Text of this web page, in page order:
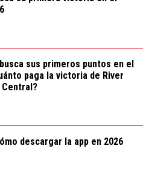
sus primeros puntos en el
paga la victoria de River
descargar la app en 2026